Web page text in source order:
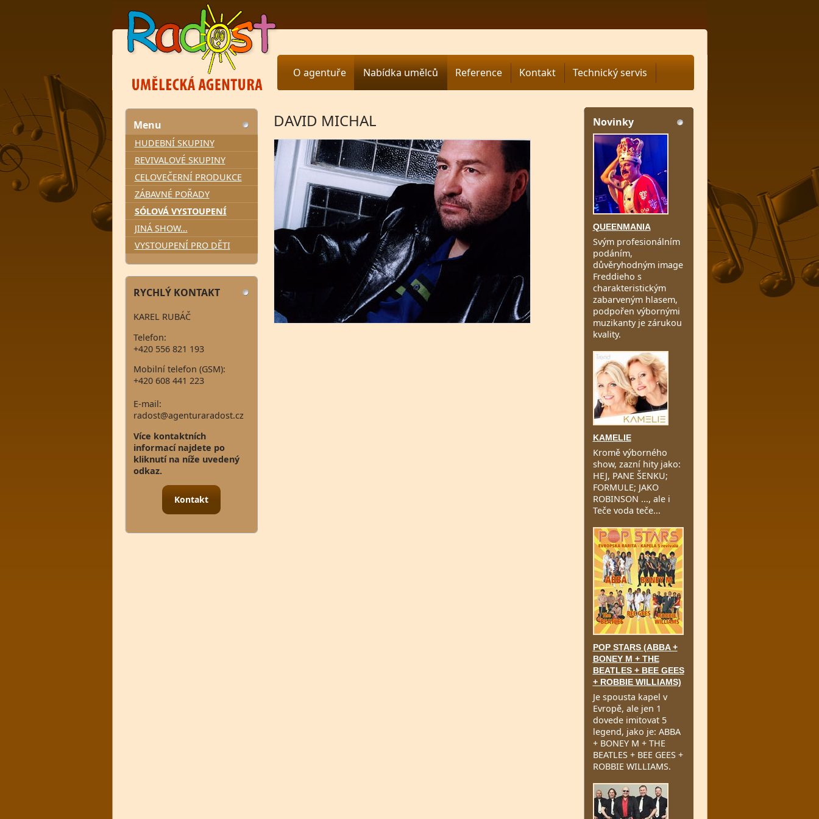
O agentuře Nabídka umělců Reference Kontakt Technický servis
Menu
HUDEBNÍ SKUPINY
REVIVALOVÉ SKUPINY
CELOVEČERNÍ PRODUKCE
ZÁBAVNÉ POŘADY
SÓLOVÁ VYSTOUPENÍ
JINÁ SHOW...
VYSTOUPENÍ PRO DĚTI
RYCHLÝ KONTAKT
KAREL RUBÁČ
Telefon:
+420 556 821 193
Mobilní telefon (GSM):
+420 608 441 223
E-mail:
radost@agenturaradost.cz
Více kontaktních
informací najdete po
kliknutí na níže uvedený
odkaz.
Kontakt
DAVID MICHAL Novinky
QUEENMANIA
Svým profesionálním
podáním,
důvěryhodným image
Freddieho s
charakteristickým
zabarveným hlasem,
podpořen výbornými
muzikanty je zárukou
kvality.
KAMELIE
Kromě výborného
show, zazní hity jako:
HEJ, PANE ŠENKU;
FORMULE; JAKO
ROBINSON ..., ale i
Teče voda teče...
POP STARS (ABBA +
BONEY M + THE
BEATLES + BEE GEES
+ ROBBIE WILLIAMS)
Je spousta kapel v
Evropě, ale jen 1
dovede imitovat 5
legend, jako je: ABBA
+ BONEY M + THE
BEATLES + BEE GEES +
ROBBIE WILLIAMS.